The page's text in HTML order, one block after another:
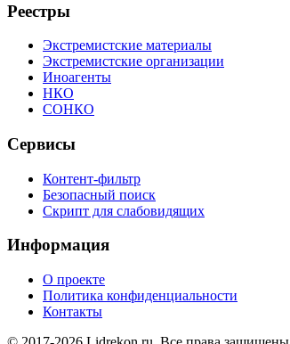
Реестры
Экстремистские материалы
Экстремистские организации
Иноагенты
НКО
СОНКО
Сервисы
Контент-фильтр
Безопасный поиск
Скрипт для слабовидящих
Информация
О проекте
Политика конфиденциальности
Контакты